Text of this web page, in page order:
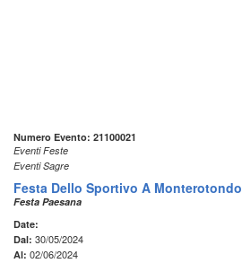
Numero Evento: 21100021
Eventi Feste
Eventi Sagre
Festa Dello Sportivo A Monterotondo
Festa Paesana
Date:
Dal: 30/05/2024
Al: 02/06/2024